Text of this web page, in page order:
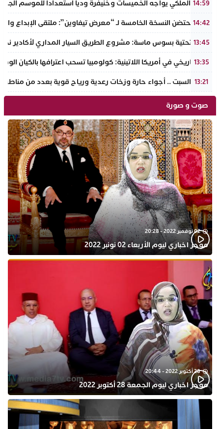
14:59
الجيش الملكي يواجه الخميسات وخنيفرة ودياً استعداداً للموسم
14:42
إنزكان تحتضن النسخة الخامسة لـ “معرض تيفاوين”: ملتقى الإبداع
13:45
البنية التحتية بسوس ماسة: مشروع الطريق السيار المداري لأكادير
13:35
تحول تاريخي في أمريكا اللاتينية: كولومبيا تسحب اعترافها بالكيان
13:21
طقس السبت .. أجواء حارة وزخات رعدية ورياح قوية بعدد من مناطق
صوت و صورة
02 نوفمبر 2022 - 20:28
موجز اخباري ليوم الأربعاء 02 نونبر 2022
28 أكتوبر 2022 - 20:44
موجز اخباري ليوم الجمعة 28 أكتوبر 2022